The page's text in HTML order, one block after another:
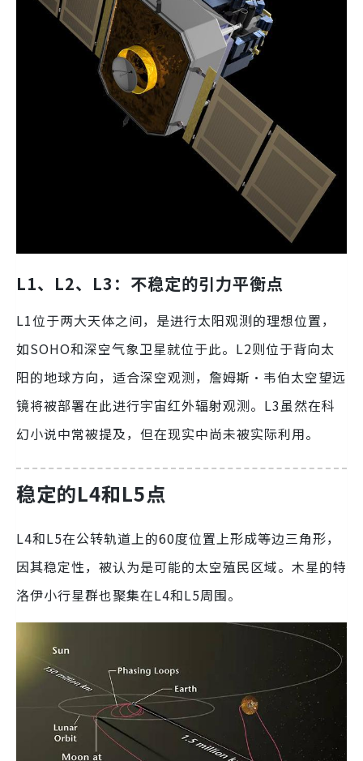
L1、L2、L3：不稳定的引力平衡点
L1位于两大天体之间，是进行太阳观测的理想位置，
如SOHO和深空气象卫星就位于此。L2则位于背向太
阳的地球方向，适合深空观测，詹姆斯·韦伯太空望远
镜将被部署在此进行宇宙红外辐射观测。L3虽然在科
幻小说中常被提及，但在现实中尚未被实际利用。
稳定的L4和L5点
L4和L5在公转轨道上的60度位置上形成等边三角形，
因其稳定性，被认为是可能的太空殖民区域。木星的特
洛伊小行星群也聚集在L4和L5周围。